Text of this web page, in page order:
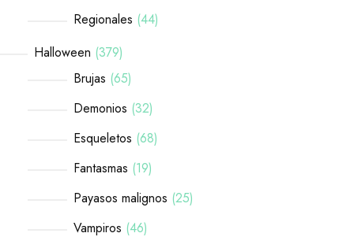
Regionales 44
Halloween 379
Brujas 65
Demonios 32
Esqueletos 68
Fantasmas 19
Payasos malignos 25
Vampiros 46